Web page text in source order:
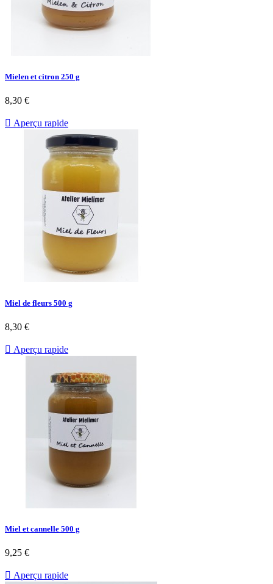
Mielen et citron 250 g
8,30 €
 Aperçu rapide
Miel de fleurs 500 g
8,30 €
 Aperçu rapide
Miel et cannelle 500 g
9,25 €
 Aperçu rapide